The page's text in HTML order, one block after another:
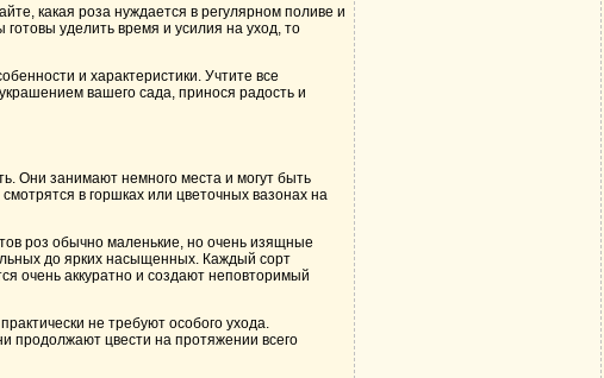
какая роза нуждается в регулярном поливе и
уделить время и усилия на уход, то
и характеристики. Учтите все
вашего сада, принося радость и
Они занимают немного места и могут быть
в горшках или цветочных вазонах на
роз обычно маленькие, но очень изящные
до ярких насыщенных. Каждый сорт
очень аккуратно и создают неповторимый
не требуют особого ухода.
продолжают цвести на протяжении всего